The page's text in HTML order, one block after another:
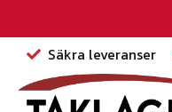
Säkra leveranser